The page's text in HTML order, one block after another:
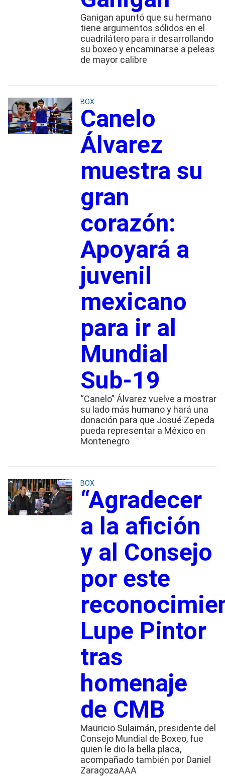
Ganigan apuntó que su hermano
tiene argumentos sólidos en el
cuadrilátero para ir desarrollando
su boxeo y encaminarse a peleas
de mayor calibre
BOX
Canelo
Álvarez
muestra su
gran
corazón:
Apoyará a
juvenil
mexicano
para ir al
Mundial
Sub-19
“Canelo” Álvarez vuelve a mostrar
su lado más humano y hará una
donación para que Josué Zepeda
pueda representar a México en
Montenegro
BOX
“Agradecer
a la afición
y al Consejo
por este
Lupe Pintor
tras
homenaje
de CMB
Mauricio Sulaimán, presidente del
Consejo Mundial de Boxeo, fue
quien le dio la bella placa,
acompañado también por Daniel
ZaragozaAAA